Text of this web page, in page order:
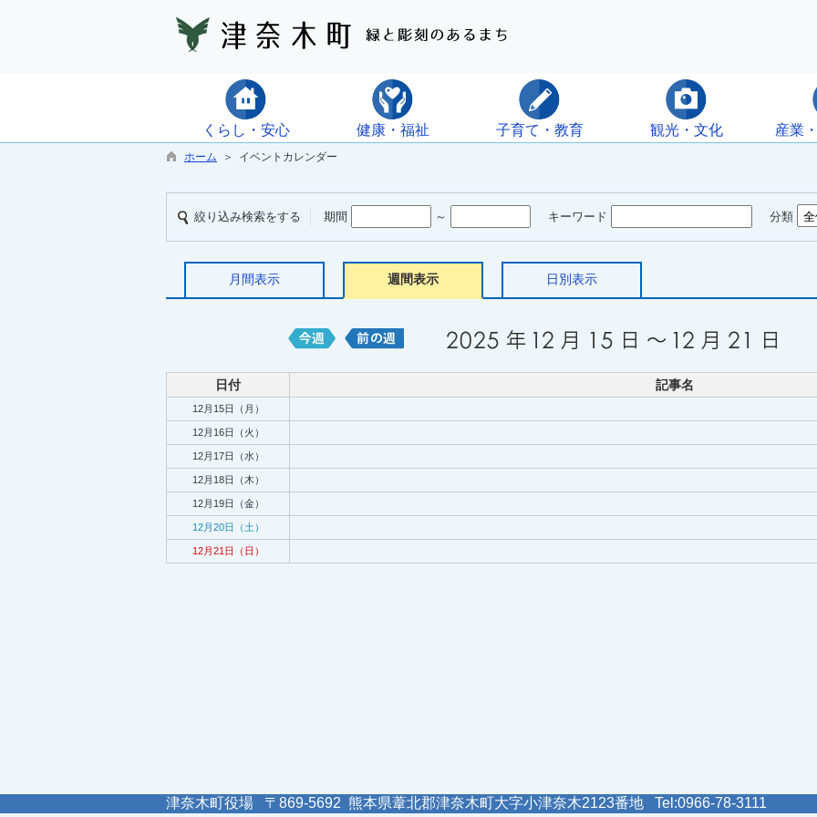
くらし・安心 健康・福祉 子育て・教育 観光・文化 産業
ホーム ＞ イベントカレンダー
絞り込み検索をする 期間 ～ キーワード 分類
月間表示 週間表示 日別表示
日付 記事名
12月15日（月）
12月16日（火）
12月17日（水）
12月18日（木）
12月19日（金）
12月20日（土）
12月21日（日）
津奈木町役場 〒869-5692 熊本県葦北郡津奈木町大字小津奈木2123番地 Tel:0966-78-3111